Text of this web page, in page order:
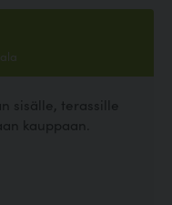
sisälle, terassille
kauppaan.